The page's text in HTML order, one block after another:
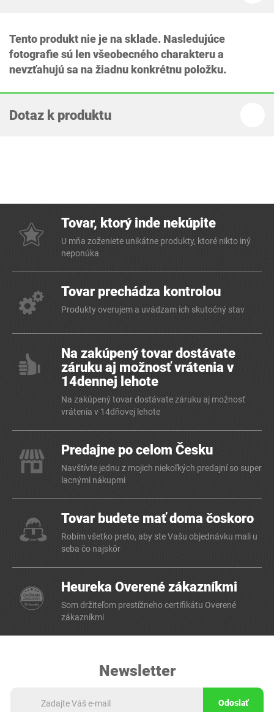
Tento produkt nie je na sklade. Nasledujúce
fotografie sú len všeobecného charakteru a
nevzťahujú sa na žiadnu konkrétnu položku.
Dotaz k produktu
Tovar, ktorý inde nekúpite
U mňa zoženiete unikátne produkty, ktoré nikto iný
neponúka
Tovar prechádza kontrolou
Produkty overujem a uvádzam ich skutočný stav
Na zakúpený tovar dostávate
záruku aj možnosť vrátenia v
14dennej lehote
Na zakúpený tovar dostávate záruku aj možnosť
vrátenia v 14dňovej lehote
Predajne po celom Česku
Navštívte jednu z mojich niekoľkých predajní so super
lacnými nákupmi
Tovar budete mať doma čoskoro
Robím všetko preto, aby ste Vašu objednávku mali u
seba čo najskôr
Heureka Overené zákazníkmi
Som držiteľom prestížneho certifikátu Overené
zákazníkmi
Newsletter
Odoslať